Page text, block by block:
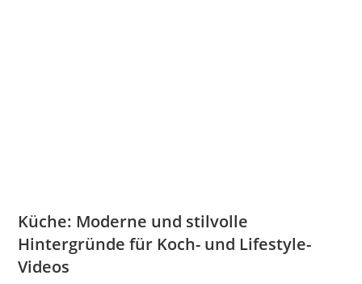
Küche: Moderne und stilvolle
Hintergründe für Koch- und Lifestyle-
Videos